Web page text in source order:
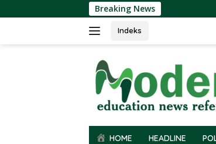
ke
Breaking News
Indeks
HOME HEADLINE